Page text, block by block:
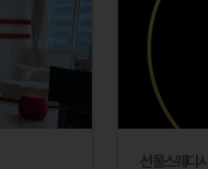
선물스웨디시